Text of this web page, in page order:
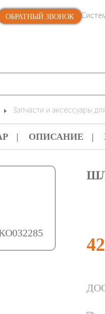
ОБРАТНЫЙ ЗВОНОК
Запчасти и аксессуары
ОПИСАНИЕ